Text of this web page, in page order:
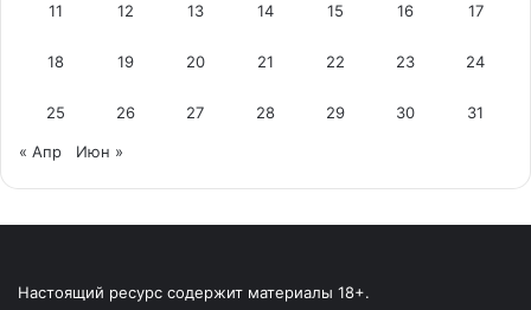
11 12 13 14 15 16 17
18 19 20 21 22 23 24
25 26 27 28 29 30 31
« Апр Июн »
Настоящий ресурс содержит материалы 18+.